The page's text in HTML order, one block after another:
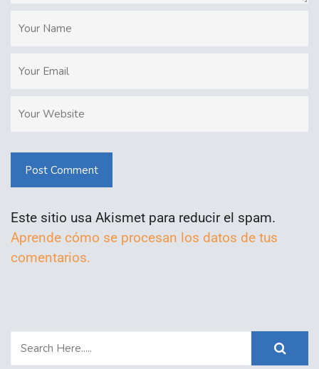
Post Comment
Este sitio usa Akismet para reducir el spam.
Aprende cómo se procesan los datos de tus
comentarios.